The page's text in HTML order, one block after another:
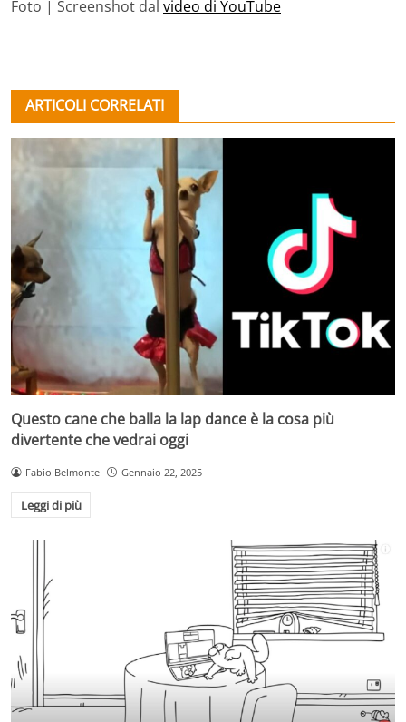
Foto | Screenshot dal video di YouTube
ARTICOLI CORRELATI
Questo cane che balla la lap dance è la cosa più
divertente che vedrai oggi
Fabio Belmonte Gennaio 22, 2025
Leggi di più